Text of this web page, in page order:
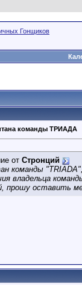
Гонщиков
команды ТРИАДА
от Стронций
команды
владельца
прошу оставить